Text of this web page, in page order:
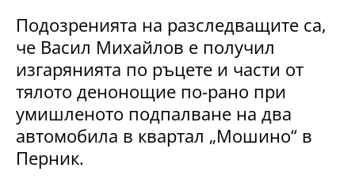
Подозренията на разследващите са,
че Васил Михайлов е получил
изгарянията по ръцете и части от
тялото денонощие по-рано при
умишленото подпалване на два
автомобила в квартал „Мошино“ в
Перник.